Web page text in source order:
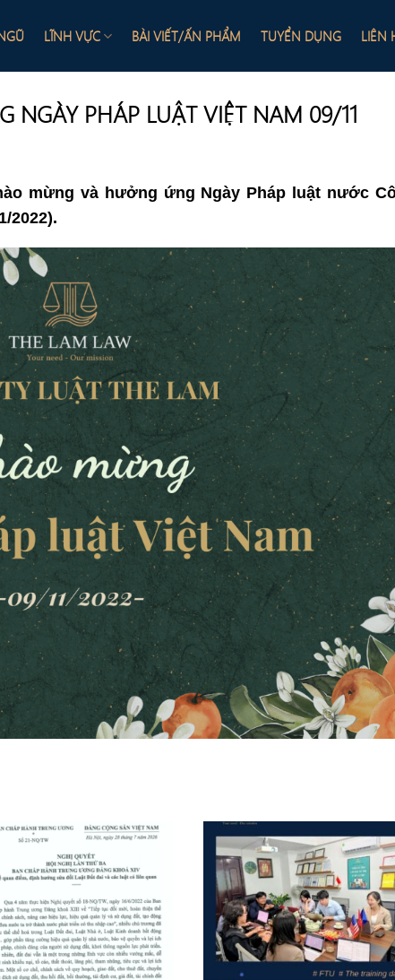
LĨNH VỰC BÀI VIẾT/ẤN PHẨM TUYỂN DỤNG LIÊN
NGÀY PHÁP LUẬT VIỆT NAM 09/11
mừng và hưởng ứng Ngày Pháp luật nước
2022).